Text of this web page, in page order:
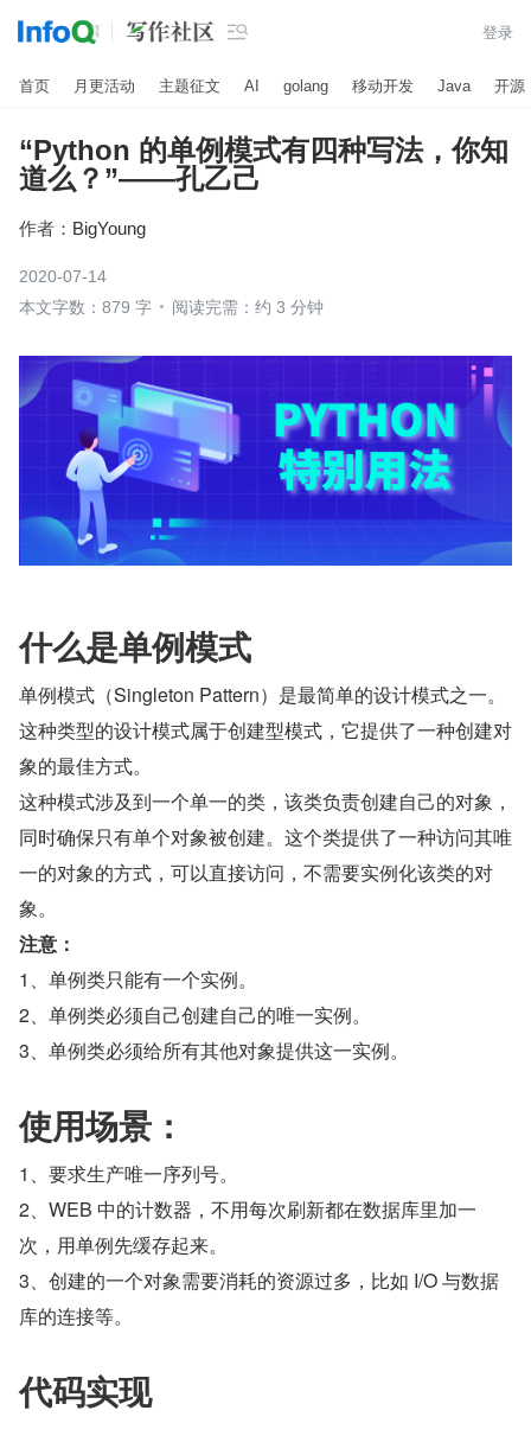
 登录
首页 月更活动 主题征文 AI golang 移动开发 Java 开源
“Python 的单例模式有四种写法，你知
道么？”——孔乙己
作者： BigYoung
2020-07-14
本文字数：879 字
阅读完需：约 3 分钟
什么是单例模式
单例模式（Singleton Pattern）是最简单的设计模式之一。
这种类型的设计模式属于创建型模式，它提供了一种创建对
象的最佳方式。
这种模式涉及到一个单一的类，该类负责创建自己的对象，
同时确保只有单个对象被创建。这个类提供了一种访问其唯
一的对象的方式，可以直接访问，不需要实例化该类的对
象。
注意：
1、单例类只能有一个实例。
2、单例类必须自己创建自己的唯一实例。
3、单例类必须给所有其他对象提供这一实例。
使用场景：
1、要求生产唯一序列号。
2、WEB 中的计数器，不用每次刷新都在数据库里加一
次，用单例先缓存起来。
3、创建的一个对象需要消耗的资源过多，比如 I/O 与数据
库的连接等。
代码实现